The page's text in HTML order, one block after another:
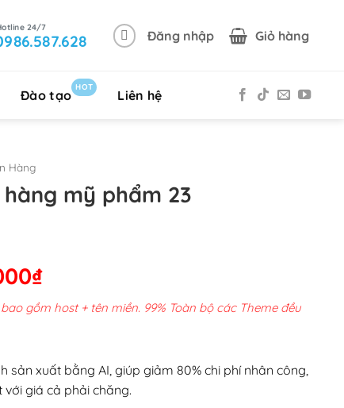
Đăng nhập Giỏ hàng
Đào tạo
HOT
Liên hệ
Hàng
mỹ phẩm 23
₫Giá
hiện
tại
220,000₫.
gồm host + tên miền. 99% Toàn bộ các Theme đều
sản xuất bằng AI, giúp giảm 80% chi phí nhân công,
giá cả phải chăng.